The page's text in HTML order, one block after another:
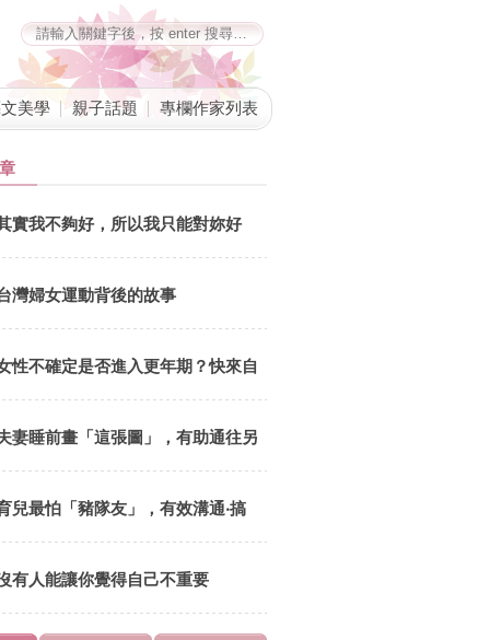
美學 親子話題 專欄作家列表
實我不夠好，所以我只能對妳好
灣婦女運動背後的故事
性不確定是否進入更年期？快來自
評估
妻睡前畫「這張圖」，有助通往另
半內心
兒最怕「豬隊友」，有效溝通‧搞
老公
有人能讓你覺得自己不重要